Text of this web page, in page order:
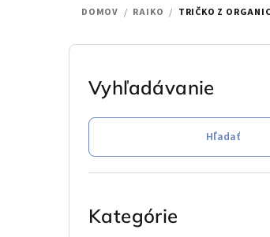
DOMOV / RAIKO / TRIČKO Z
B
Vyhľadávanie
Hľadať
Kategórie